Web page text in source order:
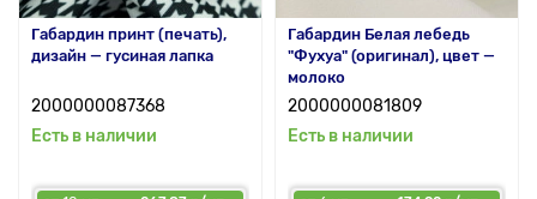
Габардин принт (печать),
дизайн — гусиная лапка
2000000087368
Есть в наличии
Габардин Белая лебедь
"Фухуа" (оригинал), цвет —
молоко
2000000081809
Есть в наличии